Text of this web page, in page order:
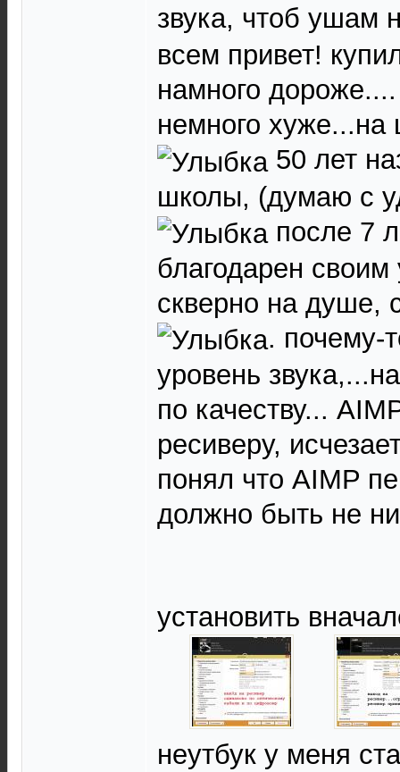
звука, чтоб ушам
всем привет!
намного
немного
50 лет
школы, (думаю с
после 7
благодарен
скверно на душе,
. почему-
уровень
по качеству...
ресиверу,
понял что AIMP
должно быть не
установить
неутбук у меня